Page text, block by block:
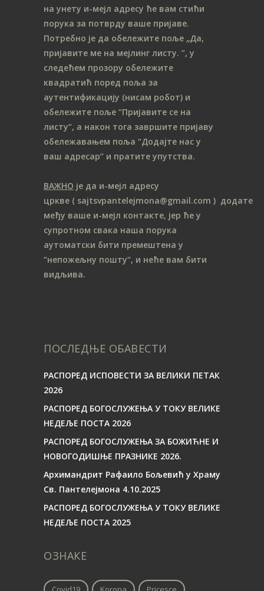
на унету и-мејл адресу ће вам стићи
порука за потврду ваше пријаве.
Потребно је да обележите поље „Да,
пријавите ме на мeјлинг листу. ”, у
следећем прозору обележите
квадратић поред поља за
аутентификацију (нисам робот) и
обележите поље “Пријавите се на
листу“, а након тога завршите пријаву
обележавањем поља “Додајте нас у
ваш адресар“ и пратите упутства.
ВАЖНО је да и-мејл адресу
цркве ( sajtsvpantelejmona@gmail.com ) додате
међу ваше и-мејл контакте, јер ће у
супротном свака наша порука
аутоматски бити премештена у
“непожељну пошту“, и неће вам бити
видљива.
ПОСЛЕДЊЕ ОБАВЕСТИ
РАСПОРЕД ИСПОВЕСТИ ЗА ВЕЛИКИ ПЕТАК
2026
РАСПОРЕД БОГОСЛУЖЕЊА У ТОКУ ВЕЛИКЕ
НЕДЕЉЕ ПОСТА 2026
РАСПОРЕД БОГОСЛУЖЕЊА ЗА БОЖИЋНЕ И
НОВОГОДИШЊЕ ПРАЗНИКЕ 2026.
Архимандрит Рафаило Бољевић у Храму
Св. Пантелејмона 4.10.2025
РАСПОРЕД БОГОСЛУЖЕЊА У ТОКУ ВЕЛИКЕ
НЕДЕЉЕ ПОСТА 2025
ОЗНАКЕ